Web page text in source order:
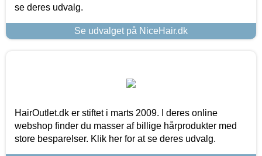
se deres udvalg.
Se udvalget på NiceHair.dk
HairOutlet.dk er stiftet i marts 2009. I deres online
webshop finder du masser af billige hårprodukter med
store besparelser. Klik her for at se deres udvalg.